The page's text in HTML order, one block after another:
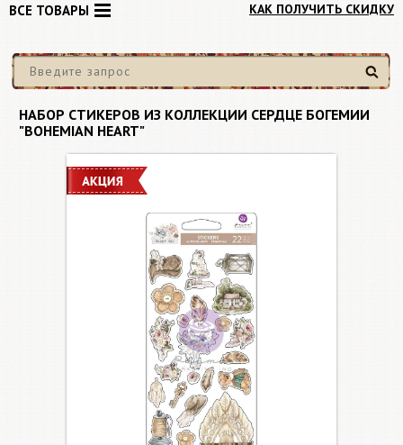
КАК ПОЛУЧИТЬ СКИДКУ
Найти
ВСЕ ТОВАРЫ
НАБОР СТИКЕРОВ ИЗ КОЛЛЕКЦИИ СЕРДЦЕ БОГЕМИИ
"BOHEMIAN HEART"